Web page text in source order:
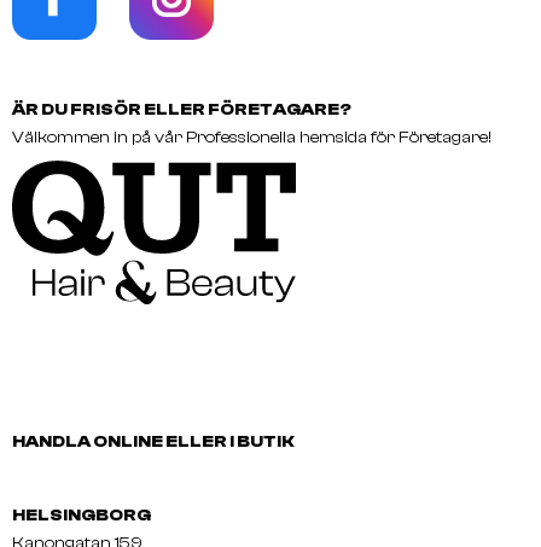
ÄR DU FRISÖR ELLER FÖRETAGARE?
Välkommen in på vår Professionella hemsida för Företagare!
HANDLA ONLINE ELLER I BUTIK
HELSINGBORG